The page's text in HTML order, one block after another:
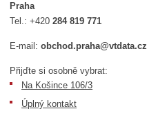
Praha
Tel.:+420284 819 771
E-mail:obchod.praha@vtdata.cz
Přijďte si osobně vybrat:
Na Košince 106/3
Úplný kontakt